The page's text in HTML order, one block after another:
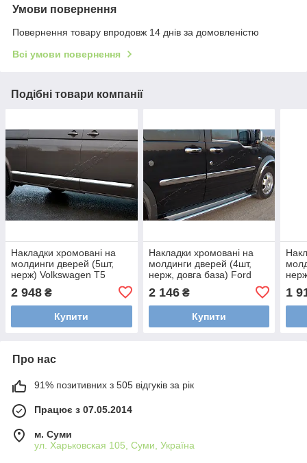
Умови повернення
Повернення товару впродовж 14 днів за домовленістю
Всі умови повернення
Подібні товари компанії
Накладки хромовані на
молдинги дверей (5шт,
нерж) Volkswagen T5
OmsaLine 7522131
2 948 ₴
Купити
Накладки хромовані на
молдинги дверей (4шт,
нерж, довга база) Ford
OmsaLine 2620132
2 146₴
Купити
1
Про нас
91% позитивних з 505 відгуків за рік
Працює з 07.05.2014
м. Суми
ул. Харьковская 105, Суми, Україна